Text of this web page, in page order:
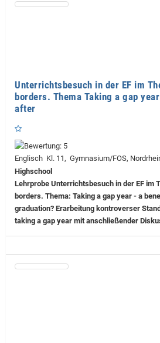
Unterrichtsbesuch in der EF im
borders. Thema Taking a gap
after
Englisch Kl. 11, Gymnasium/FOS,
Highschool
Lehrprobe Unterrichtsbesuch in der EF im
borders. Thema: Taking a gap year - a
graduation? Erarbeitung kontroverser
taking a gap year mit anschließender